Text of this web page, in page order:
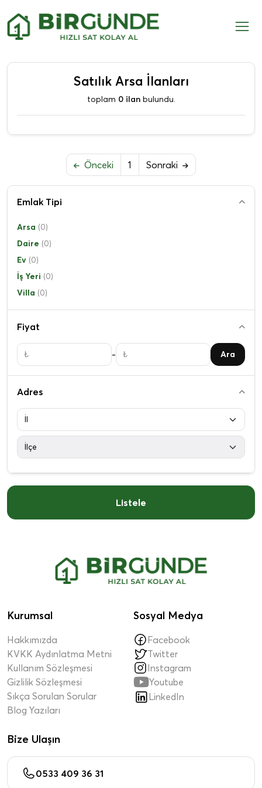
Emlak Tipi
Arsa (0)
Daire (0)
Ev (0)
İş Yeri (0)
Villa (0)
Fiyat
- Ara
Adres
Listele
Satılık Arsa İlanları
toplam 0 ilanbulundu.
Önceki 1 Sonraki
Kurumsal
Hakkımızda
KVKK Aydınlatma Metni
Kullanım Sözleşmesi
Gizlilik Sözleşmesi
Sıkça Sorulan Sorular
Blog Yazıları
Sosyal Medya
Facebook
Twitter
Instagram
Youtube
LinkedIn
Bize Ulaşın
0533 409 36 31